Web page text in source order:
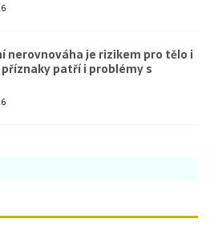
nerovnováha je rizikem pro tělo i
patří i problémy s